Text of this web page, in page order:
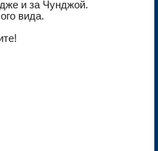
и за Чунджой.
вида.